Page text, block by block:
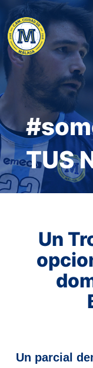
Saltar
contenido
TUS
Un
Un parcial